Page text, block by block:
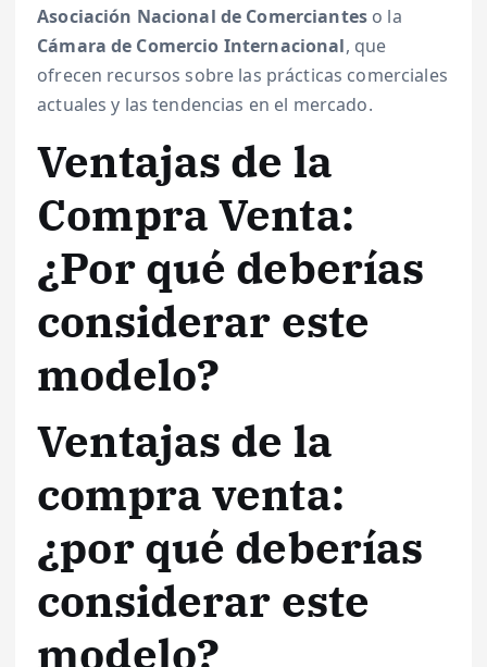
Asociación Nacional de Comerciantes o la
Cámara de Comercio Internacional, que
ofrecen recursos sobre las prácticas comerciales
actuales y las tendencias en el mercado.
Ventajas de la
Compra Venta:
¿Por qué deberías
considerar este
modelo?
Ventajas de la
compra venta:
¿por qué deberías
considerar este
modelo?